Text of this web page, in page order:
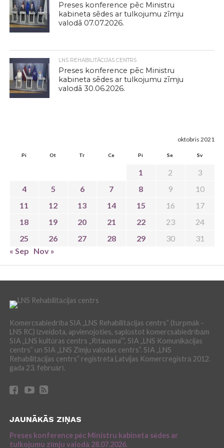
Preses konference pēc Ministru
kabineta sēdes ar tulkojumu zīmju
valodā 07.07.2026.
LNS REHABILITĀCIJAS CENTRS
Preses konference pēc Ministru
kabineta sēdes ar tulkojumu zīmju
valodā 30.06.2026.
oktobris 2021
Pi Ot Tr Ce Pi Se Sv
1 2
3
4
5 6 7 8 9
10
11
12 13 14 15 16
17
18
19 20 21 22 23
24
25
26 27 28 29 30
31
« Sep Nov »
Komercsabiedrība SIA „LNS Rehabilitācijas centrs” (turpmāk -
LNS RC) izveidota, apvienojoties, saplūstot komercsabiedrībām
SIA „LNS kultūras centrs „Rītausma””, SIA „LNS Komunikācijas
centrs” un SIA „LNS Zīmju valodas centrs”. SIA „LNS
Rehabilitācijas centrs” reģistrēta Latvijas Komercreģistrā 2012.
gada 23. februārī.
JAUNĀKĀS ZIŅAS
Preses konference pēc Ministru kabineta sēdes ar
tulkojumu zīmju valodā 28.07.2026.